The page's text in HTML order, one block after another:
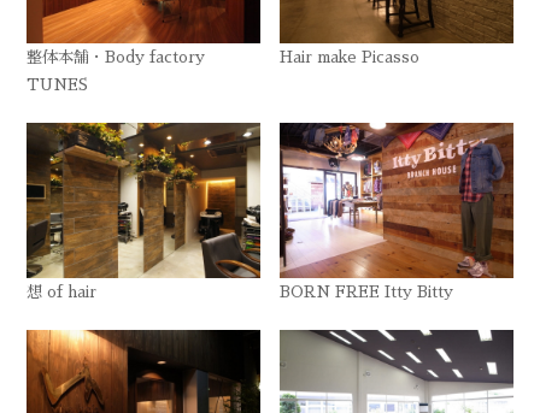
整体本舗・Body factory
TUNES
Hair make Picasso
想 of hair BORN FREE Itty Bitty